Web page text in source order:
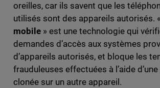
oreilles, car ils savent que les
utilisés sont des appareils autorisés. «
mobile» est une technologie qui
demandes d’accès aux systèmes
d’appareils autorisés, et bloque les
frauduleuses effectuées à l’aide
clonée sur un autre appareil.